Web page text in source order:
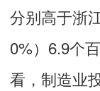
分别高于浙
0%）6.9个
看，制造业